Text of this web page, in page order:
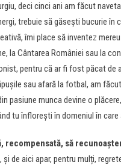
deci cinci ani am făcut
trebuie să găsești bucurie
îmi place să inventez
la Cântarea României sau la
pentru că ar fi fost păcat de
sau afară la fotbal, am
pasiune munca devine o
tu înflorești în domeniul în care
recompensată, să
și de aici apar, pentru mulți,